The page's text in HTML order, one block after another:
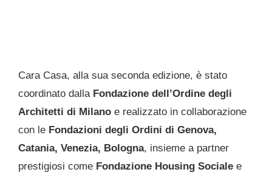
Cara Casa, alla sua seconda edizione, è stato
coordinato dalla Fondazione dell’Ordine degli
Architetti di Milano e realizzato in collaborazione
con le Fondazioni degli Ordini di Genova,
Catania, Venezia, Bologna, insieme a partner
prestigiosi come Fondazione Housing Sociale e